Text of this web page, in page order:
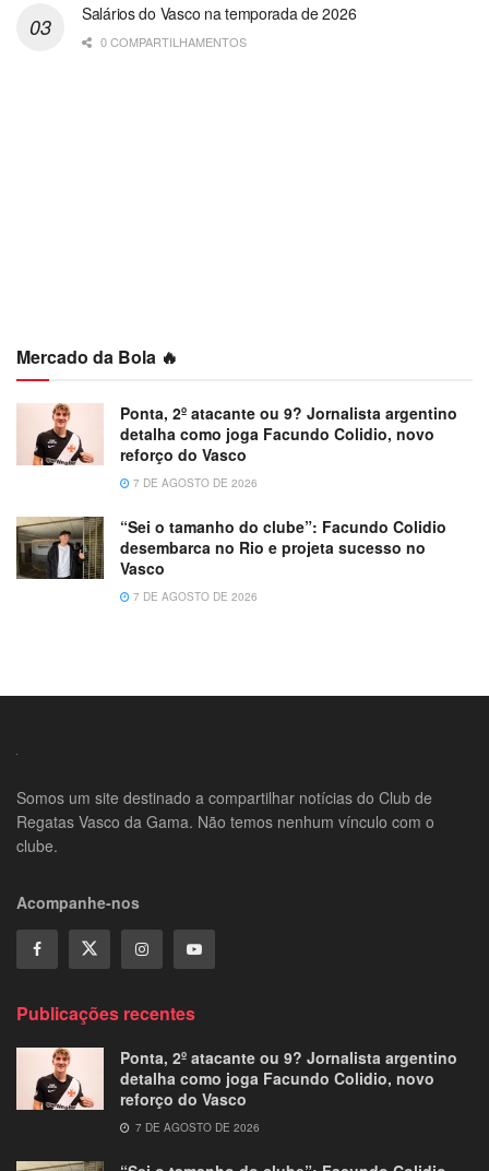
Salários do Vasco na temporada de 2026
0 COMPARTILHAMENTOS
Mercado da Bola 🔥
Ponta, 2º atacante ou 9? Jornalista argentino
detalha como joga Facundo Colidio, novo
reforço do Vasco
7 DE AGOSTO DE 2026
“Sei o tamanho do clube”: Facundo Colidio
desembarca no Rio e projeta sucesso no
Vasco
7 DE AGOSTO DE 2026
Somos um site destinado a compartilhar notícias do Club de
Regatas Vasco da Gama. Não temos nenhum vínculo com o
clube.
Acompanhe-nos
Publicações recentes
Ponta, 2º atacante ou 9? Jornalista argentino
detalha como joga Facundo Colidio, novo
reforço do Vasco
7 DE AGOSTO DE 2026